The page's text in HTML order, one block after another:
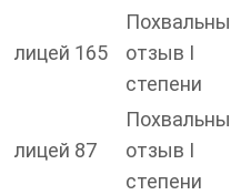
лицей 165
отзыв I
степени
лицей 87
отзыв I
степени